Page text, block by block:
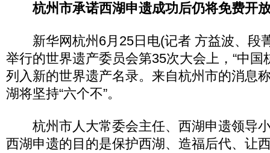
杭州市承诺西湖申遗成功后仍将免费开
新华网杭州6月25日电(记者 方益波、段
举行的世界遗产委员会第35次大会上，“中国
列入新的世界遗产名录。来自杭州市的消息
湖将坚持“六个不”。
杭州市人大常委会主任、西湖申遗领导
西湖申遗的目的是保护西湖、造福后代、让